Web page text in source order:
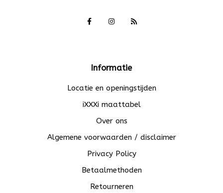
Informatie
Locatie en openingstijden
iXXXi maattabel
Over ons
Algemene voorwaarden / disclaimer
Privacy Policy
Betaalmethoden
Retourneren